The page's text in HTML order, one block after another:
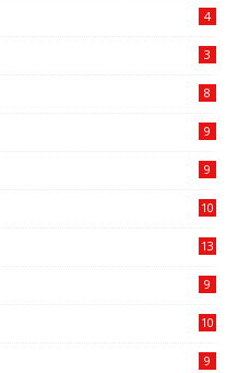
4
3
8
9
9
10
13
9
10
9